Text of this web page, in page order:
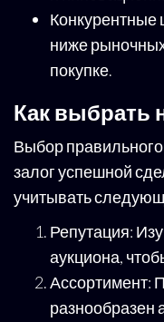
Конкурентные
ниже
покупке.
Как выбрать
Выбор
залог успешной
учитывать
Репутация:
аукциона,
Ассортимент:
разнообразен